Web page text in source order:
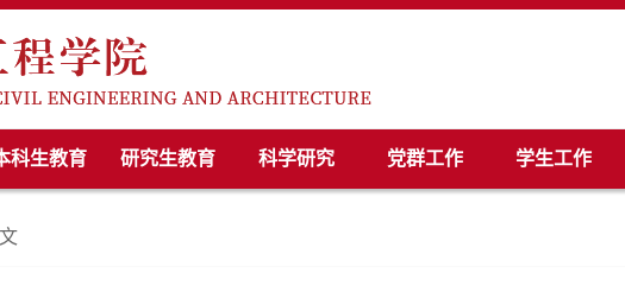
科生教育 研究生教育 科学研究 党群工作 学生工作